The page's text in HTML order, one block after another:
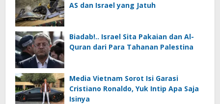
AS dan Israel yang Jatuh
Biadab!.. Israel Sita Pakaian dan Al-
Quran dari Para Tahanan Palestina
Media Vietnam Sorot Isi Garasi
Cristiano Ronaldo, Yuk Intip Apa Saja
Isinya